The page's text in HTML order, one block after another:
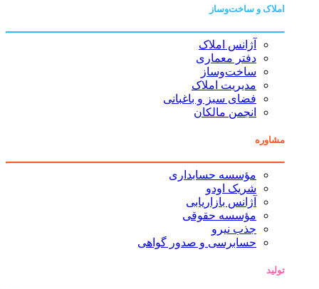
املاک و ساخت‌وساز
آژانس املاک
دفتر معماری
ساخت‌وساز
مدیریت املاک
فضای سبز و باغبانی
انجمن مالکان
مشاوره
مؤسسه حسابداری
شریک اودو
آژانس بازاریابی
مؤسسه حقوقی
جذب نیرو
حسابرسی و صدور گواهی
تولید